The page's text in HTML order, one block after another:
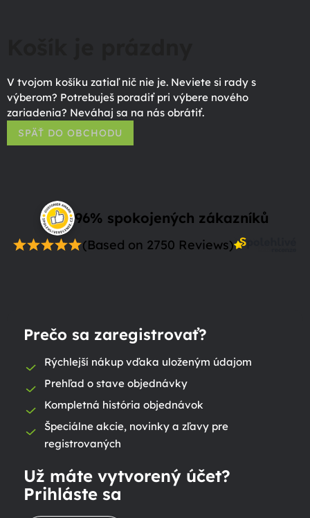
V tvojom košíku zatiaľ nič nie je. Neviete si rady s
výberom? Potrebuješ poradiť pri výbere nového
zariadenia? Neváhaj sa na nás obrátiť.
SPÄŤ DO OBCHODU
96% spokojených zákazníků
(Based on 2750 Reviews)
Prečo sa zaregistrovať?
Rýchlejší nákup vďaka uloženým údajom
Prehľad o stave objednávky
Kompletná história objednávok
Špeciálne akcie, novinky a zľavy pre
registrovaných
Už máte vytvorený účet?
Prihláste sa